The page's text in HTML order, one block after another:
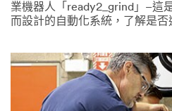
業機器人「ready2_grind」–這
而設計的自動化系統，了解是否